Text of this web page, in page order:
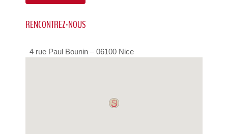
RENCONTREZ-NOUS
4 rue Paul Bounin – 06100 Nice